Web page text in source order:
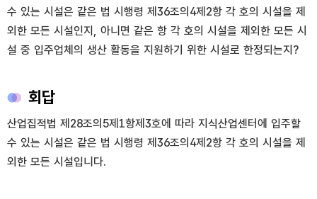
수 있는 시설은 같은 법 시행령 제36조의4제2항 각 호의 시설을 제
외한 모든 시설인지, 아니면 같은 항 각 호의 시설을 제외한 모든 시
설 중 입주업체의 생산 활동을 지원하기 위한 시설로 한정되는지?
회답
산업집적법 제28조의5제1항제3호에 따라 지식산업센터에 입주할
수 있는 시설은 같은 법 시행령 제36조의4제2항 각 호의 시설을 제
외한 모든 시설입니다.